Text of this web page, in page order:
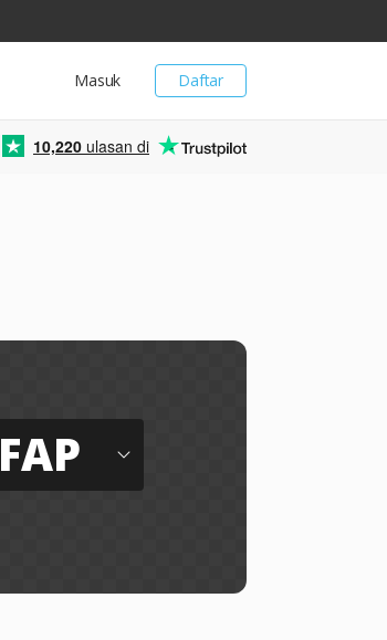
Daftar
Masuk
10,220 ulasan di
FAP